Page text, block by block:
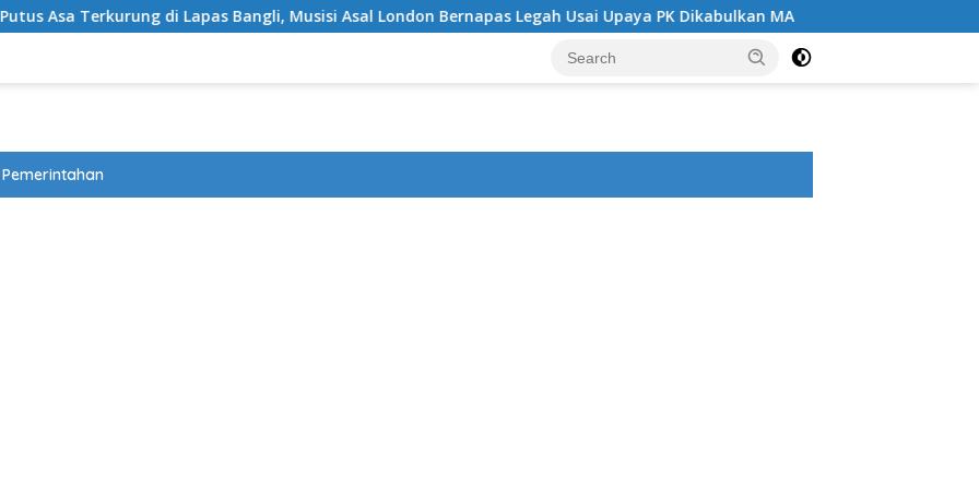
Terkurung di Lapas Bangli, Musisi Asal London Bernapas Legah Usai Upaya PK Dikabulkan MA Angin Segar di Tengah
Pemerintahan